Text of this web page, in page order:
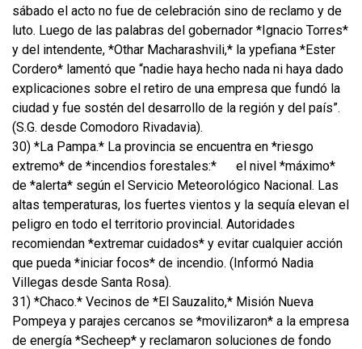
sábado el acto no fue de celebración sino de reclamo y de
luto. Luego de las palabras del gobernador *Ignacio Torres*
y del intendente, *Othar Macharashvili,* la ypefiana *Ester
Cordero* lamentó que “nadie haya hecho nada ni haya dado
explicaciones sobre el retiro de una empresa que fundó la
ciudad y fue sostén del desarrollo de la región y del país”.
(S.G. desde Comodoro Rivadavia).
30) *La Pampa.* La provincia se encuentra en *riesgo
extremo* de *incendios forestales:*
el nivel *máximo*
de *alerta* según el Servicio Meteorológico Nacional. Las
altas temperaturas, los fuertes vientos y la sequía elevan el
peligro en todo el territorio provincial. Autoridades
recomiendan *extremar cuidados* y evitar cualquier acción
que pueda *iniciar focos* de incendio. (Informó Nadia
Villegas desde Santa Rosa).
31) *Chaco.* Vecinos de *El Sauzalito,* Misión Nueva
Pompeya y parajes cercanos se *movilizaron* a la empresa
de energía *Secheep* y reclamaron soluciones de fondo